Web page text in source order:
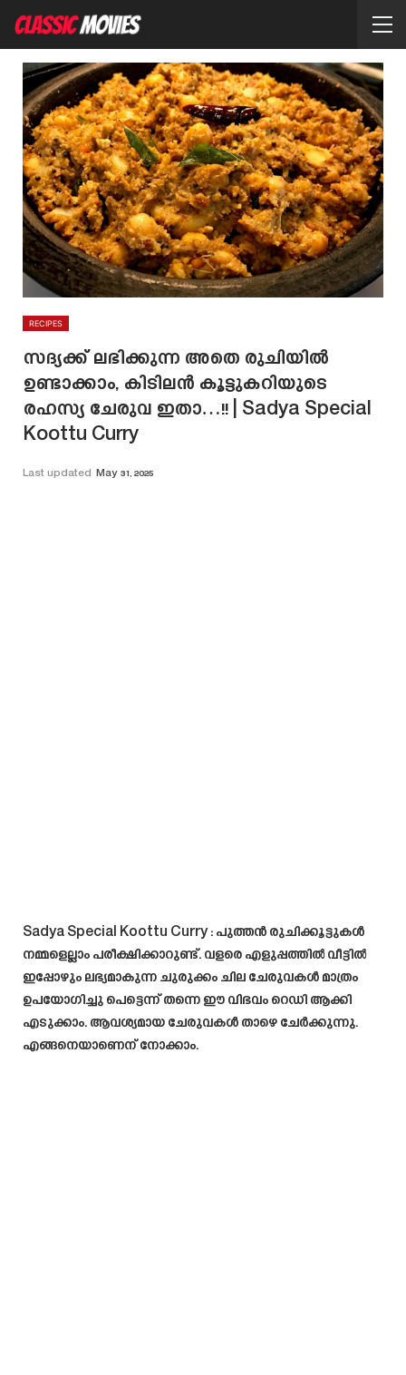
RECIPES
സദ്യക്ക് ലഭിക്കുന്ന അതെ രുചിയിൽ
ഉണ്ടാക്കാം, കിടിലൻ കൂട്ടുകറിയുടെ
രഹസ്യ ചേരുവ ഇതാ…!! | Sadya Special
Koottu Curry
Last updated May 31, 2025
Sadya Special Koottu Curry: പുത്തൻ രുചിക്കൂട്ടുകൾ
നമ്മളെല്ലാം പരീക്ഷിക്കാറുണ്ട്. വളരെ എളുപ്പത്തിൽ വീട്ടിൽ
ഇപ്പോഴും ലഭ്യമാകുന്ന ചുരുക്കം ചില ചേരുവകൾ മാത്രം
ഉപയോഗിച്ചു പെട്ടെന്ന് തന്നെ ഈ വിഭവം റെഡി ആക്കി
എടുക്കാം. ആവശ്യമായ ചേരുവകൾ താഴെ ചേർക്കുന്നു.
എങ്ങനെയാണെന് നോക്കാം.